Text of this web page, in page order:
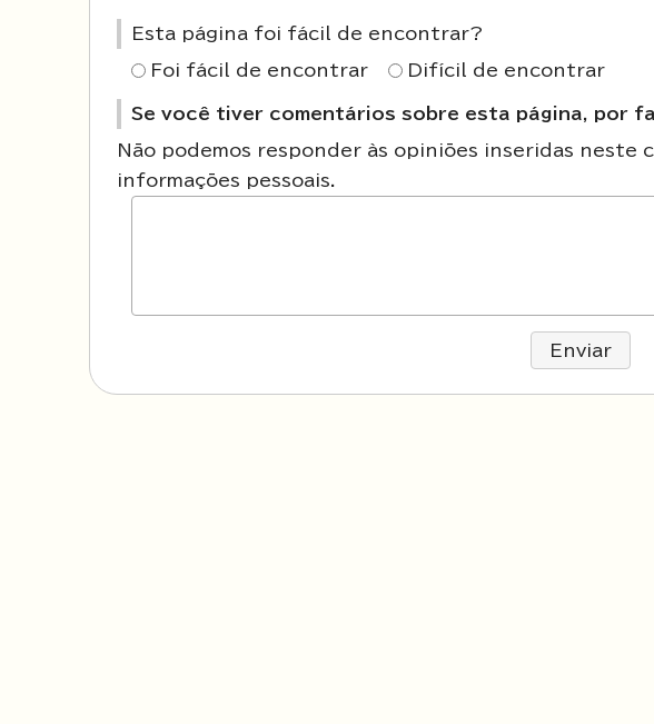
Esta página foi fácil de encontrar?
Foi fácil de encontrar Difícil de encontrar
Se você tiver comentários sobre esta página, por
Não podemos responder às opiniões inseridas neste
informações pessoais.
Enviar